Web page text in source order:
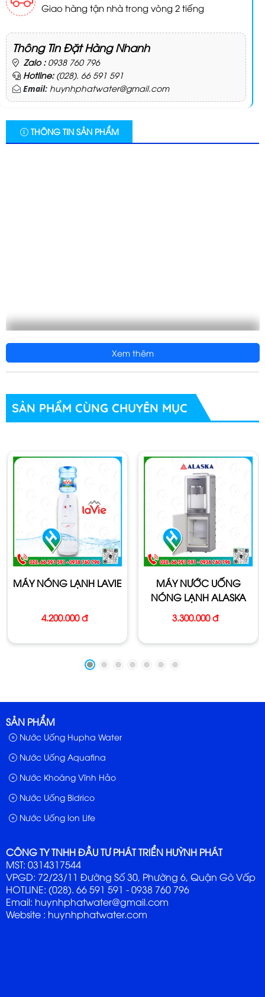
Giao hàng tận nhà trong vòng 2 tiếng
Thông Tin Đặt Hàng Nhanh
Zalo : 0938 760 796
Hotline: (028). 66 591 591
Email: huynhphatwater@gmail.com
THÔNG TIN SẢN PHẨM
Xem thêm
SẢN PHẨM CÙNG CHUYÊN MỤC
MÁY NÓNG LẠNH LAVIE
4.200.000 đ
MÁY NƯỚC UỐNG
NÓNG LẠNH ALASKA
R36C
3.300.000 đ
CÔNG TY TNHH ĐẦU TƯ PHÁT TRIỂN HUỲNH PHÁT
MST: 0314317544
VPGD: 72/23/11 Đường Số 30, Phường 6, Quận Gò Vấp
HOTLINE: (028). 66 591 591 - 0938 760 796
Email: huynhphatwater@gmail.com
Website : huynhphatwater.com
SẢN PHẨM
Nước Uống Hupha Water
Nước Uống Aquafina
Nước Khoáng Vĩnh Hảo
Nước Uống Bidrico
Nước Uống Ion Life